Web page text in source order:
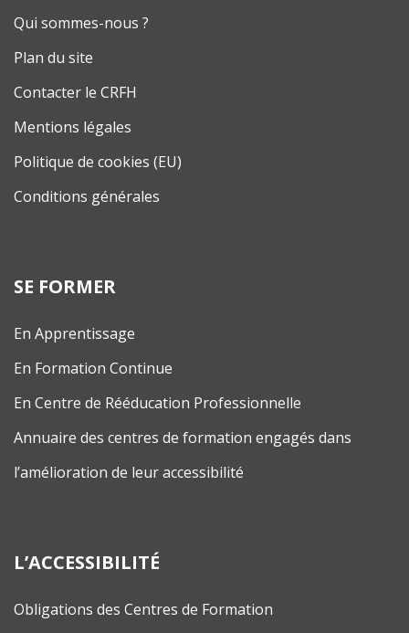
Qui sommes-nous ?
Plan du site
Contacter le CRFH
Mentions légales
Politique de cookies (EU)
Conditions générales
SE FORMER
En Apprentissage
En Formation Continue
En Centre de Rééducation Professionnelle
Annuaire des centres de formation engagés dans
l’amélioration de leur accessibilité
L’ACCESSIBILITÉ
Obligations des Centres de Formation